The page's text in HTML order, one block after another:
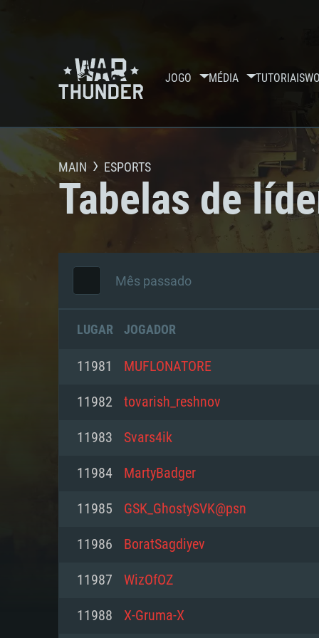
JOGO MÉDIA TUTORIAIS
MAIN ESPORTS
Tabelas de
Mês passado
LUGAR JOGADOR
11981 MUFLONATORE
11982 tovarish_reshnov
11983 Svars4ik
11984 MartyBadger
11985 GSK_GhostySVK@psn
11986 BoratSagdiyev
11987 WizOfOZ
11988 X-Gruma-X